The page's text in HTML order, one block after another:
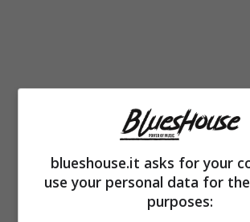
Purtroppo sappiamo molto bene
principessa
sta facendo le cure
chemioterapia per guarire da
cancro che la colpito
blueshouse.it asks for your
use your personal data for
purposes: